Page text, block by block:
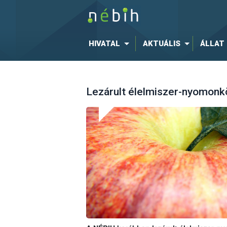
HIVATAL AKTUÁLIS ÁLLAT
Lezárult élelmiszer-